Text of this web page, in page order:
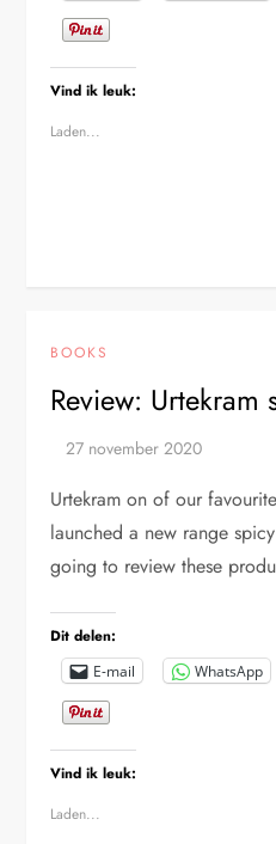
Vind ik leuk:
Laden...
BOOKS
Review:
Urtekram on of our
launched a new range
going to review these
Dit delen:
E-mail WhatsApp
Vind ik leuk:
Laden...